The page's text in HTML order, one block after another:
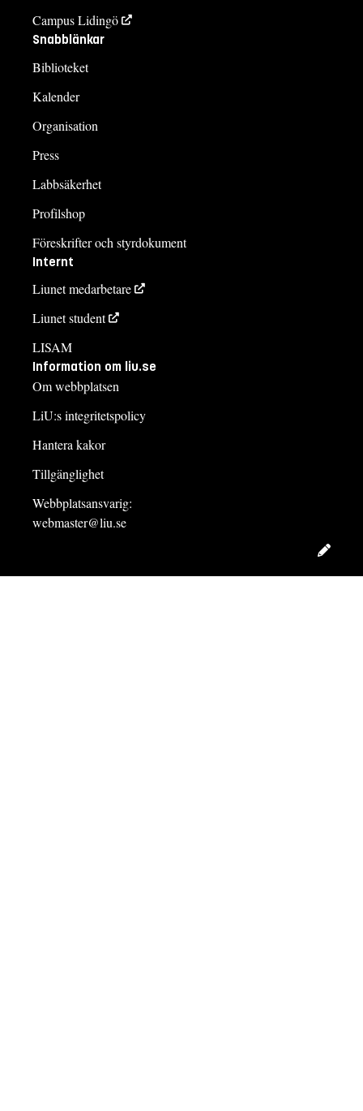
Campus Lidingö
Snabblänkar
Biblioteket
Kalender
Organisation
Press
Labbsäkerhet
Profilshop
Föreskrifter och styrdokument
Internt
Liunet medarbetare
Liunet student
LISAM
Information om liu.se
Om webbplatsen
LiU:s integritetspolicy
Hantera kakor
Tillgänglighet
Webbplatsansvarig:
webmaster@liu.se